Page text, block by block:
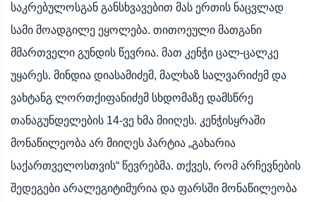
საკრებულოსგან განსხვავებით მას ერთის ნაცვლად
სამი მოადგილე ეყოლება. თითოეული მათგანი
მმართველი გუნდის წევრია. მათ კენჭი ცალ-ცალკე
უყარეს. მინდია დიასამიძემ, მალხაზ სალვარიძემ და
ვახტანგ ლორთქიფანიძემ სხდომაზე დამსწრე
თანაგუნდელების 14-ვე ხმა მიიღეს. კენჭისყრაში
მონაწილეობა არ მიიღეს პარტია „გახარია
საქართველოსთვის“ წევრებმა. თქვეს, რომ არჩევნების
შედეგები არალეგიტიმურია და ფარსში მონაწილეობა